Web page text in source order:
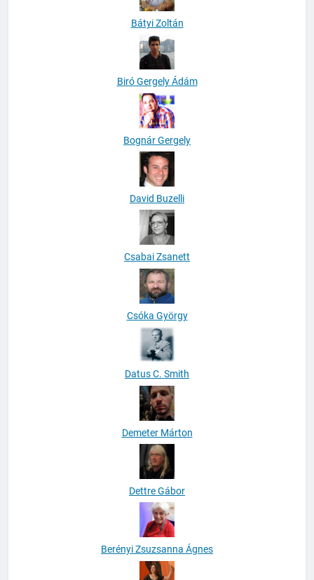
Bátyi Zoltán
Biró Gergely Ádám
Bognár Gergely
David Buzelli
Csabai Zsanett
Csóka György
Datus C. Smith
Demeter Márton
Dettre Gábor
Berényi Zsuzsanna Ágnes